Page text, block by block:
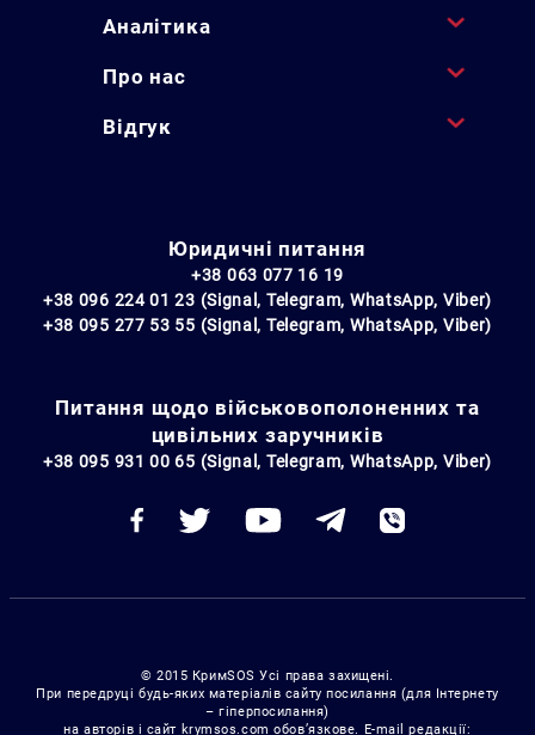
Аналітика
Про нас
Відгук
Юридичні питання
+38 063 077 16 19
+38 096 224 01 23 (Signal, Telegram, WhatsApp, Viber)
+38 095 277 53 55 (Signal, Telegram, WhatsApp, Viber)
Питання щодо військовополоненних та
цивільних заручників
+38 095 931 00 65 (Signal, Telegram, WhatsApp, Viber)
© 2015 КримSOS Усі права захищені.
При передруці будь-яких матеріалів сайту посилання (для Інтернету
– гіперпосилання)
на авторів і сайт krymsos.com обов’язкове. E-mail редакції: